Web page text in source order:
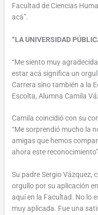
Facultad de Ciencias
acá”.
“LA UNIVERSIDAD
“Me siento muy
estar acá significa un
Carrera sino también a la
Escolta, Alumna Camila
Camila coincidió con su
“Me sorprendió mucho la
amigas que hemos
ahora este
Su padre Sergio Vázquez,
orgullo por su aplicación
aquí en la Facultad. No lo
muy aplicada. Fue una